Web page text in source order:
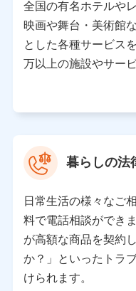
ります。
※ dポイントクラブ会
月11日以降、一度もd
がないお客さまに限
前に取得した個人デー
す。
【共同して利用される
当社または株式会社
プがサービス提供等
の個人データ
基本情報
氏名、電話番号、メー
性、連絡先、dポイント
全国の有名ホテルや
映画や舞台・美術館
とした各種サービス
万以上の施設やサー
暮らしの法
日常生活の様々なご
料で電話相談ができ
が高額な商品を契約
か？」といったトラ
けられます。